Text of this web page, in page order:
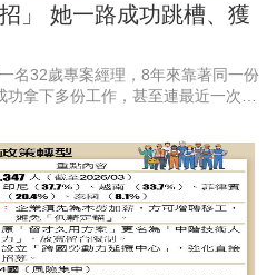
」 她一路成功跳槽、獲
名32歲專案經理，8年來靠著同一份
功拿下多份工作，甚至連最近一次內